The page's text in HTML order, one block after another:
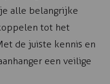
alle belangrijke
tot het
de juiste kennis en
een veilige